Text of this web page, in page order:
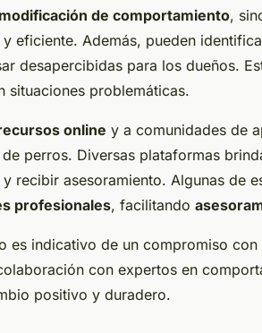
de comportamiento,
eficiente. Además, pueden
desapercibidas para los dueños.
situaciones problemáticas.
online y a comunidades de
perros. Diversas plataformas
recibir asesoramiento. Algunas de
profesionales, facilitando
es indicativo de un compromiso
con expertos en
positivo y duradero.